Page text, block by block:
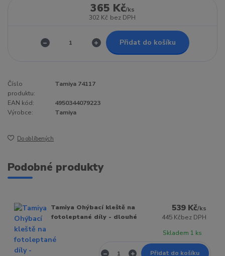
365 Kč/ks
302 Kč bez DPH
Přidat do košíku
Číslo
produktu:
Tamiya 74117
EAN kód:
4950344079223
Výrobce:
Tamiya
Do oblíbených
Podobné produkty
Tamiya Ohýbací kleště na
fotoleptané díly - dlouhé
539 Kč/ks
445 Kčbez DPH
Skladem 1 ks
Přidat do košíku